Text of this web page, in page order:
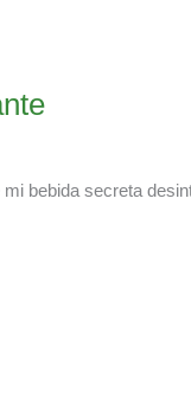
bebida secreta